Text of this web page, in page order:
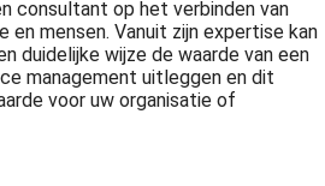
consultant op het verbinden van
mensen. Vanuit zijn expertise kan
duidelijke wijze de waarde van een
management uitleggen en dit
voor uw organisatie of